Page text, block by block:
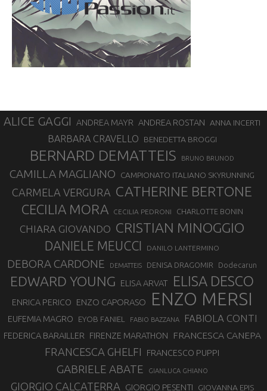
ALICE GAGGI ANDREA MAYR ANDREA ROSTAN ANNA INCERTI
BARBARA CRAVELLO BENEDETTA BROGGI
BERNARD DEMATTEIS BRUNO BRUNOD
CAMILLA MAGLIANO CAMPIONATO ITALIANO SKYRUNNING
CARMELA VERGURA CATHERINE BERTONE
CECILIA MORA CECILIA PEDRONI CHARLOTTE BONIN
CHIARA GIOVANDO CRISTIAN MINOGGIO
DANIELE MEUCCI DANILO LANTERMINO
DEBORA CARDONE DEMATTEIS DENISA DRAGOMIR Dodecarun
EDWARD YOUNG ELISA ARVAT ELISA DESCO
ENRICA PERICO ENZO CAPORASO ENZO MERSI
EUFEMIA MAGRO EYOB FANIEL FABIO BAZZANA FABIOLA CONTI
FEDERICA BARAILLER FIRENZE MARATHON FRANCESCA CANEPA
FRANCESCA GHELFI FRANCESCO PUPPI
GABRIELE ABATE GIANLUCA GHIANO
GIORGIO CALCATERRA GIORGIO PESENTI GIOVANNA EPIS